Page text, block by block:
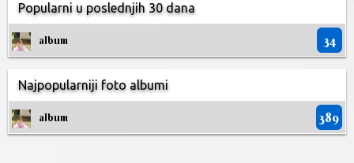
Popularni u poslednjih 30 dana
album 34
Najpopularniji foto albumi
album 389